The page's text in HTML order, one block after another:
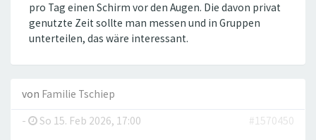
pro Tag einen Schirm vor den Augen. Die davon privat
genutzte Zeit sollte man messen und in Gruppen
unterteilen, das wäre interessant.
von Familie Tschiep
-
So 15. Feb 2026, 17:00 #1570450